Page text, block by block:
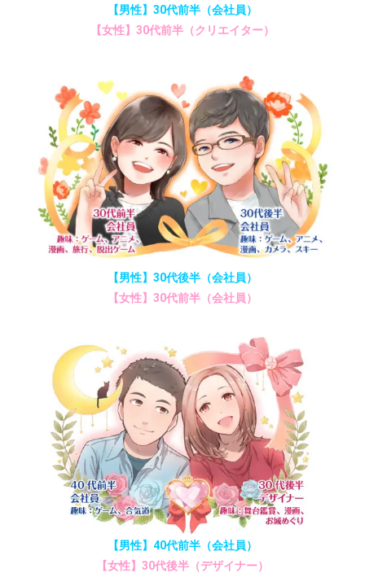
【男性】30代前半（会社員）
【女性】30代前半（クリエイター）
【男性】30代後半（会社員）
【女性】30代前半（会社員）
【男性】40代前半（会社員）
【女性】30代後半（デザイナー）